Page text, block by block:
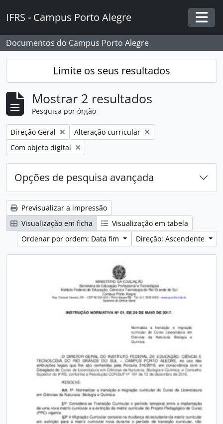
IFRS - Campus Porto Alegre
Documentos do Campus Porto Alegre
Limite os seus resultados
Mostrar 2 resultados
Pesquisa por órgão
Remover filtro:
Direção Geral Remover filtro:
Alteração curricular
Remover filtro:
Com objeto digital
Opções de pesquisa avançada
Previsualizar a impressão
Visualização em ficha
Visualização em tabela
Ordenar por ordem: Data fim
Direção: Ascendente